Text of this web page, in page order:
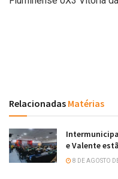
Relacionadas Matérias
e Valente
8 DE AGOSTO